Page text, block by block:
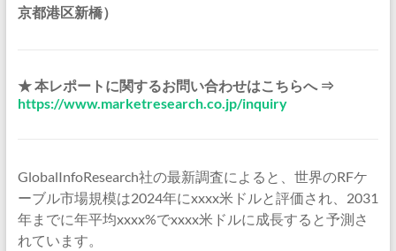
京都港区新橋）
★ 本レポートに関するお問い合わせはこちらへ ⇒
https://www.marketresearch.co.jp/inquiry
GlobalInfoResearch社の最新調査によると、世界のRFケ
ーブル市場規模は2024年にxxxx米ドルと評価され、2031
年までに年平均xxxx%でxxxx米ドルに成長すると予測さ
れています。